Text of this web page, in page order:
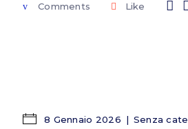
Comments Like
8 Gennaio 2026 Senza